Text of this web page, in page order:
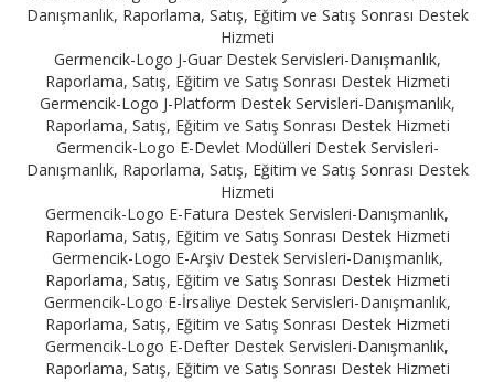
Danışmanlık, Raporlama, Satış, Eğitim ve Satış Sonrası Destek
Hizmeti
Germencik-Logo J-Guar Destek Servisleri-Danışmanlık,
Raporlama, Satış, Eğitim ve Satış Sonrası Destek Hizmeti
Germencik-Logo J-Platform Destek Servisleri-Danışmanlık,
Raporlama, Satış, Eğitim ve Satış Sonrası Destek Hizmeti
Germencik-Logo E-Devlet Modülleri Destek Servisleri-
Danışmanlık, Raporlama, Satış, Eğitim ve Satış Sonrası Destek
Hizmeti
Germencik-Logo E-Fatura Destek Servisleri-Danışmanlık,
Raporlama, Satış, Eğitim ve Satış Sonrası Destek Hizmeti
Germencik-Logo E-Arşiv Destek Servisleri-Danışmanlık,
Raporlama, Satış, Eğitim ve Satış Sonrası Destek Hizmeti
Germencik-Logo E-İrsaliye Destek Servisleri-Danışmanlık,
Raporlama, Satış, Eğitim ve Satış Sonrası Destek Hizmeti
Germencik-Logo E-Defter Destek Servisleri-Danışmanlık,
Raporlama, Satış, Eğitim ve Satış Sonrası Destek Hizmeti